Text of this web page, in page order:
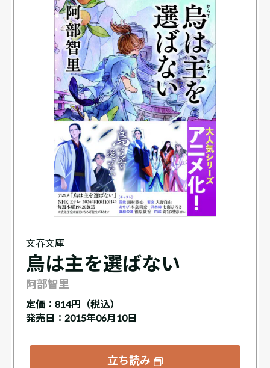
文春文庫
烏は主を選ばない
阿部智里
定価： 814円（税込）
発売日：2015年06月10日
立ち読み